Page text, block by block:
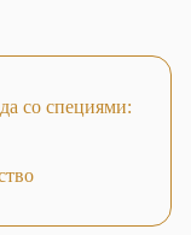
со специями: